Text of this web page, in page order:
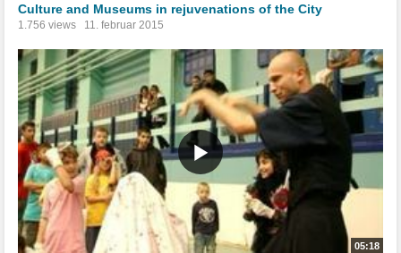
Culture and Museums in rejuvenations of the City
1.756 views 11. februar 2015
05:18